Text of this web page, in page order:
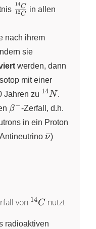
\frac
{^{14}C}
12C
14C
in allen
nach ihrem
sie
werden, dann
mit einer
Jahren zu ^{14}N
14N.
\beta^-
β−-Zerfall, d.h.
in ein Proton
\bar{\nu}
ν
ˉ)
von ^{14}C
14C nutzt
radioaktiven